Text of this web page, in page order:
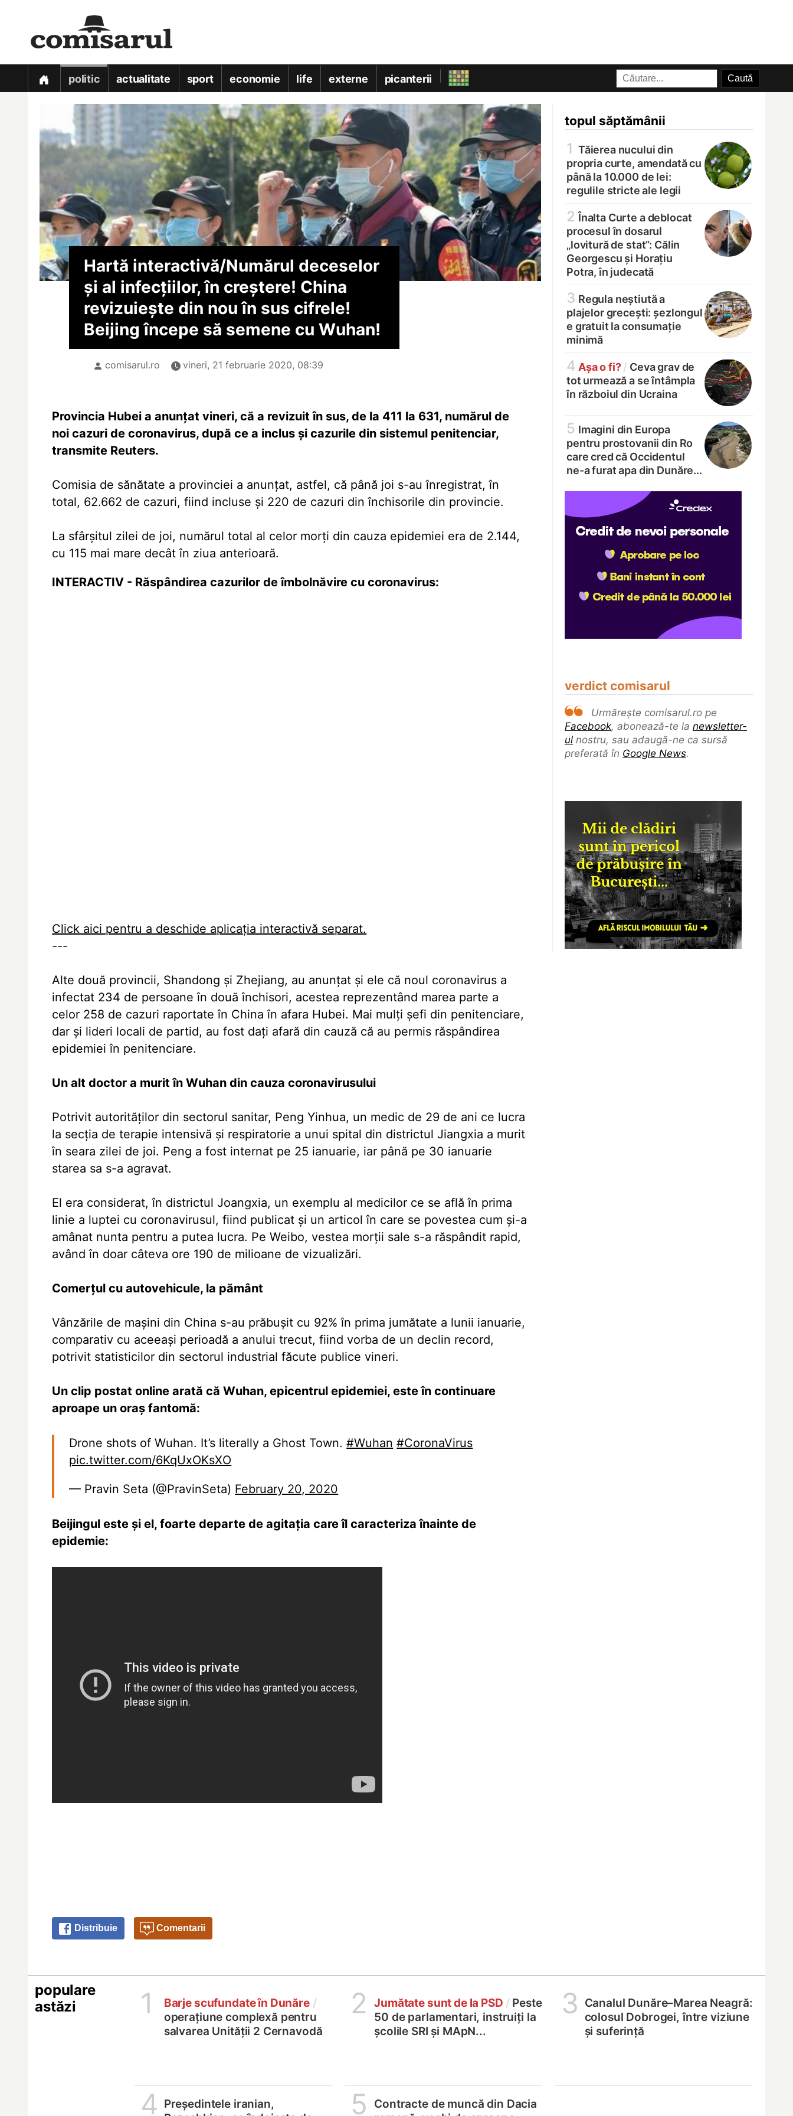
politic actualitate sport economie life externe picanterii
topul săptămânii
1 Tăierea nucului din
propria curte, amendată cu
până la 10.000 de lei:
regulile stricte ale legii
2 Înalta Curte a deblocat
procesul în dosarul
„lovitură de stat”: Călin
Georgescu și Horațiu
Potra, în judecată
3 Regula neștiută a
plajelor grecești: șezlongul
e gratuit la consumație
minimă
4 Așa o fi? / Ceva grav de
tot urmează a se întâmpla
în războiul din Ucraina
5 Imagini din Europa
pentru prostovanii din Ro
care cred că Occidentul
ne-a furat apa din Dunăre...
verdict comisarul
Urmărește comisarul.ro pe
Facebook, abonează-te la newsletter-
ul nostru, sau adaugă-ne ca sursă
preferată în Google News.
Hartă interactivă/Numărul deceselor
și al infecțiilor, în creștere! China
revizuiește din nou în sus cifrele!
Beijing începe să semene cu Wuhan!
comisarul.ro vineri, 21 februarie 2020, 08:39
Provincia Hubei a anunțat vineri, că a revizuit în sus, de la 411 la 631, numărul de
noi cazuri de coronavirus, după ce a inclus și cazurile din sistemul penitenciar,
transmite Reuters.
Comisia de sănătate a provinciei a anunțat, astfel, că până joi s-au înregistrat, în
total, 62.662 de cazuri, fiind incluse și 220 de cazuri din închisorile din provincie.
La sfârșitul zilei de joi, numărul total al celor morți din cauza epidemiei era de 2.144,
cu 115 mai mare decât în ziua anterioară.
INTERACTIV - Răspândirea cazurilor de îmbolnăvire cu coronavirus:
Click aici pentru a deschide aplicația interactivă separat.
---
Alte două provincii, Shandong și Zhejiang, au anunțat și ele că noul coronavirus a
infectat 234 de persoane în două închisori, acestea reprezentând marea parte a
celor 258 de cazuri raportate în China în afara Hubei. Mai mulți șefi din penitenciare,
dar și lideri locali de partid, au fost dați afară din cauză că au permis răspândirea
epidemiei în penitenciare.
Un alt doctor a murit în Wuhan din cauza coronavirusului
Potrivit autorităților din sectorul sanitar, Peng Yinhua, un medic de 29 de ani ce lucra
la secția de terapie intensivă și respiratorie a unui spital din districtul Jiangxia a murit
în seara zilei de joi. Peng a fost internat pe 25 ianuarie, iar până pe 30 ianuarie
starea sa s-a agravat.
El era considerat, în districtul Joangxia, un exemplu al medicilor ce se află în prima
linie a luptei cu coronavirusul, fiind publicat și un articol în care se povestea cum și-a
amânat nunta pentru a putea lucra. Pe Weibo, vestea morții sale s-a răspândit rapid,
având în doar câteva ore 190 de milioane de vizualizări.
Comerțul cu autovehicule, la pământ
Vânzările de mașini din China s-au prăbușit cu 92% în prima jumătate a lunii ianuarie,
comparativ cu aceeași perioadă a anului trecut, fiind vorba de un declin record,
potrivit statisticilor din sectorul industrial făcute publice vineri.
Un clip postat online arată că Wuhan, epicentrul epidemiei, este în continuare
aproape un oraș fantomă:
Drone shots of Wuhan. It’s literally a Ghost Town.#Wuhan #CoronaVirus
pic.twitter.com/6KqUxOKsXO
— Pravin Seta (@PravinSeta) February 20, 2020
Beijingul este și el, foarte departe de agitația care îl caracteriza înainte de
epidemie:
Distribuie Comentarii
populare
astăzi
1 Barje scufundate în Dunăre /
operațiune complexă pentru
salvarea Unității 2 Cernavodă
2 Jumătate sunt de la PSD / Peste
50 de parlamentari, instruiți la
școlile SRI și MApN...
3
Canalul Dunăre–Marea Neagră:
colosul Dobrogei, între viziune
și suferință
4 Președintele iranian,
5
Contracte de muncă din Dacia